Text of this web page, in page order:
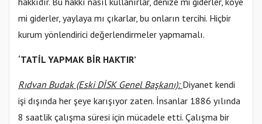
mi giderler, yaylaya mı çıkarlar, bu onların tercihi. Hiçbir
kurum yönlendirici değerlendirmeler yapmamalı.
‘TATİL YAPMAK BİR HAKTIR’
Rıdvan Budak (Eski DİSK Genel Başkanı): Diyanet kendi
işi dışında her şeye karışıyor zaten. İnsanlar 1886 yılında
8 saatlik çalışma süresi için mücadele etti. Çalışma bir